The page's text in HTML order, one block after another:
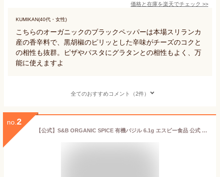
価格と在庫を楽天でチェック >>
KUMIKAN(40代・女性)
こちらのオーガニックのブラックペッパーは本場スリランカ
産の香辛料で、黒胡椒のピリッとした辛味がチーズのコクと
の相性も抜群。ピザやパスタにグラタンとの相性もよく、万
能に使えますよ
全てのおすすめコメント（2件）
no. 2
【公式】S&B ORGANIC SPICE 有機バジル 6.1g エスビー食品 公式 エスビー食品 公式 スパイス ハーブ バジリコ メボウキ basil オーガニック 有機 エスビー S＆B s&b sb SB